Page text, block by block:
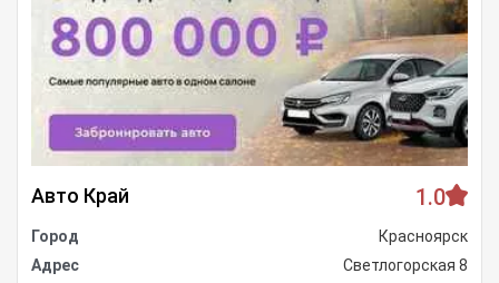
Авто Край 1.0
Город
Красноярск
Адрес
Светлогорская 8